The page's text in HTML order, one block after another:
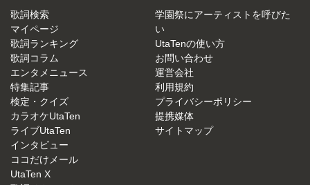
歌詞検索
マイページ
歌詞ランキング
歌詞コラム
エンタメニュース
特集記事
検定・クイズ
カラオケUtaTen
ライブUtaTen
インタビュー
ココだけメール
UtaTen X
学園祭にアーティストを呼びた
い
UtaTenの使い方
お問い合わせ
運営会社
利用規約
プライバシーポリシー
提携媒体
サイトマップ